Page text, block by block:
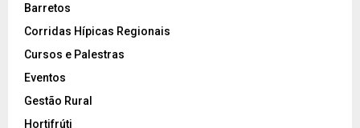
Barretos
Corridas Hípicas Regionais
Cursos e Palestras
Eventos
Gestão Rural
Hortifrúti